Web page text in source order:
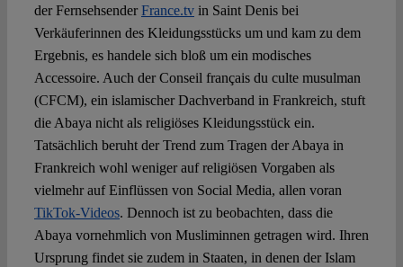
der FernsehsenderFrance.tvin Saint Denis bei
Verkäuferinnen des Kleidungsstücks um und kam zu dem
Ergebnis, es handele sich bloß um ein modisches
Accessoire. Auch der Conseil français du culte musulman
(CFCM), ein islamischer Dachverband in Frankreich, stuft
die Abaya nicht als religiöses Kleidungsstück ein.
Tatsächlich beruht der Trend zum Tragen der Abaya in
Frankreich wohl weniger auf religiösen Vorgaben als
vielmehr auf Einflüssen von Social Media, allen voran
TikTok-Videos. Dennoch ist zu beobachten, dass die
Abaya vornehmlich von Musliminnen getragen wird. Ihren
Ursprung findet sie zudem in Staaten, in denen der Islam